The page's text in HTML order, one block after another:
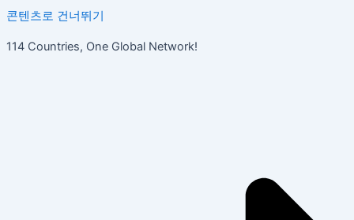
콘텐츠로 건너뛰기
114 Countries, One Global Network!